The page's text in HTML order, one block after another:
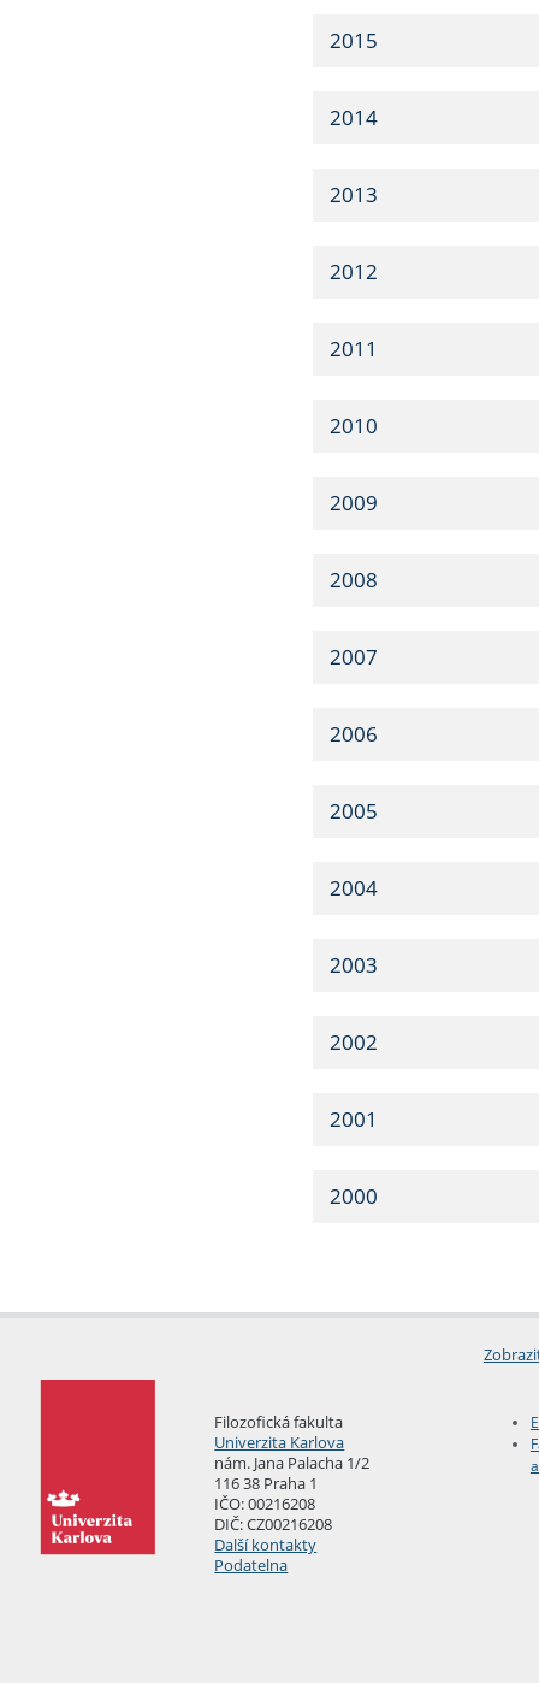
2015
2014
2013
2012
2011
2010
2009
2008
2007
2006
2005
2004
2003
2002
2001
2000
Filozofická fakulta
Univerzita Karlova
nám. Jana Palacha 1/2
116 38 Praha 1
IČO: 00216208
DIČ: CZ00216208
Další kontakty
Podatelna